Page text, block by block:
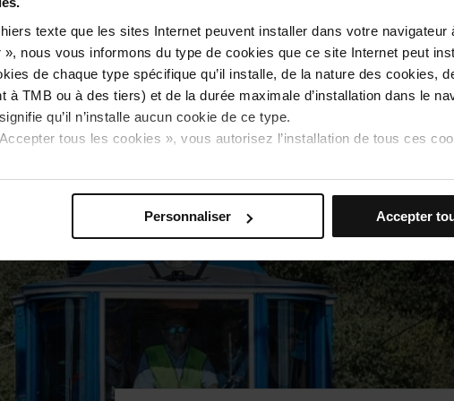
texte que les sites Internet peuvent installer dans votre navigateur
», nous vous informons du type de cookies que ce site Internet peut
de chaque type spécifique qu’il installe, de la nature des cookies,
à TMB ou à des tiers) et de la durée maximale d’installation dans le
qu’il n’installe aucun cookie de ce type.
tous les cookies », vous autorisez l’installation de tous ces
type de cookies vous permet d’indiquer si vous souhaitez ou
cliquez sur « Sélectionner et configurer ». De cette manière,
de se souvenir de vos options de navigation (telles que la langue)
essentiels au fonctionnement du site Internet et, par conséquent, si
Vous pouvez seulement consulter notre
politique de cookies
sur ce site, vous pouvez modifier votre sélection de cookies en vous
vous trouverez dans le menu en bas du site.
Personnaliser Accepter
emblématiques de Barcelone, mais aussi les traditions
époque de l’année.
En savoir plus